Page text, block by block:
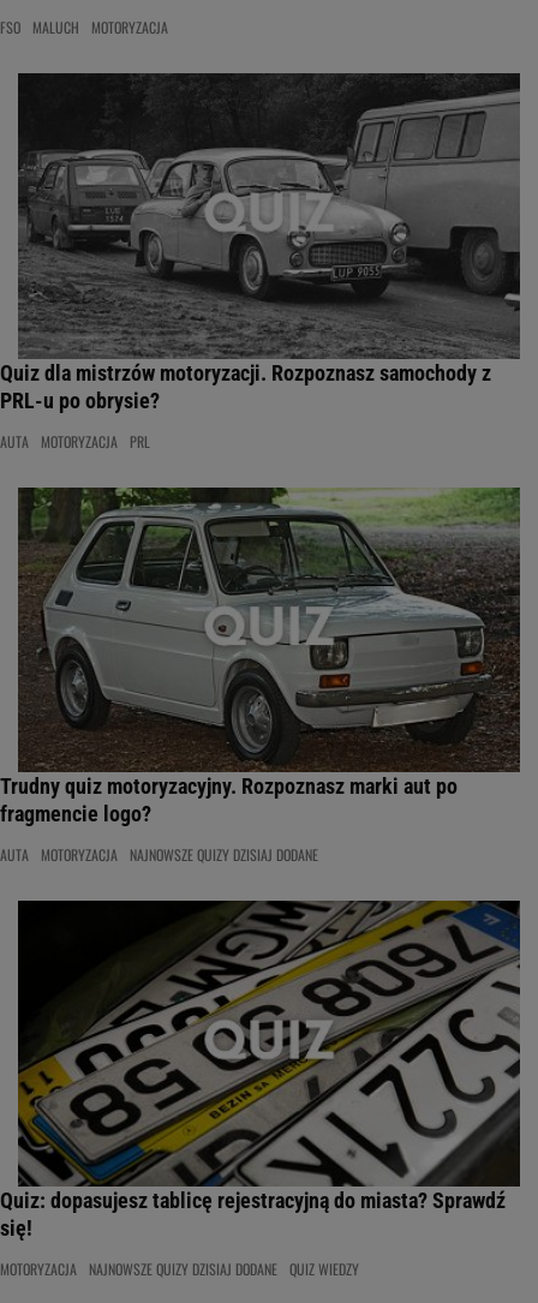
FSO MALUCH MOTORYZACJA
Quiz dla mistrzów motoryzacji. Rozpoznasz samochody z
PRL-u po obrysie?
AUTA MOTORYZACJA PRL
Trudny quiz motoryzacyjny. Rozpoznasz marki aut po
fragmencie logo?
AUTA MOTORYZACJA NAJNOWSZE QUIZY DZISIAJ DODANE
Quiz: dopasujesz tablicę rejestracyjną do miasta? Sprawdź
się!
MOTORYZACJA NAJNOWSZE QUIZY DZISIAJ DODANE QUIZ WIEDZY